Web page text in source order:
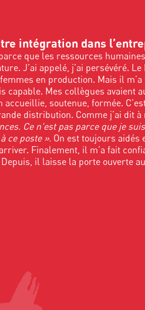
intégration dans
que les ressources
J’ai appelé, j’ai persévéré. Le
en production. Mais il
capable. Mes collègues avaient
soutenue, formée.
distribution. Comme j’ai dit à
Ce n'est pas parce que je
ce poste ». On est toujours aidés
Finalement, il m’a fait
il laisse la porte ouverte